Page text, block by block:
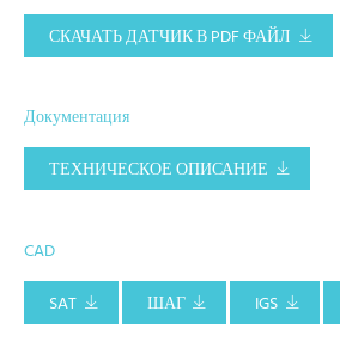
СКАЧАТЬ ДАТЧИК В PDF ФАЙЛ
Документация
ТЕХНИЧЕСКОЕ ОПИСАНИЕ
CAD
SAT
ШАГ IGS